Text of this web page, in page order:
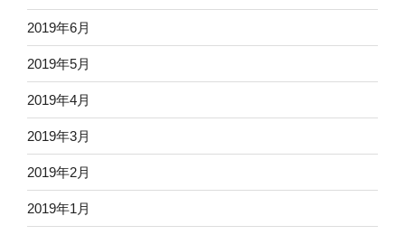
2019年6月
2019年5月
2019年4月
2019年3月
2019年2月
2019年1月